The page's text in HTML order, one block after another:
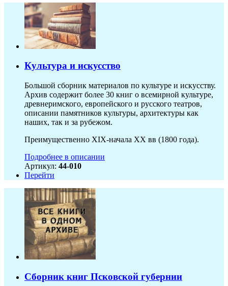
Культура и искусство
Большой сборник материалов по культуре и искусству.
Архив содержит более 30 книг о всемирной культуре,
древнеримского, европейского и русского театров,
описании памятников культуры, архитектуры как
наших, так и за рубежом.
Преимущественно XIX-начала ХХ вв (1800 года).
Подробнее в описании
Артикул: 44-010
Перейти
Сборник книг Псковской губернии